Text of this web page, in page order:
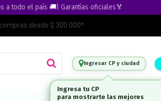
el país 🚚| Garantías oficiales🏅
compras desde $ 300.000*
Ingresar CP y ciudad